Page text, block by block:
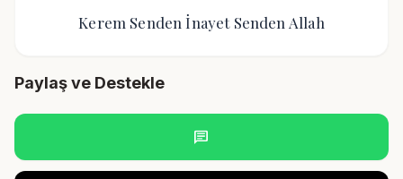
Kerem Senden İnayet Senden Allah
Paylaş ve Destekle
chat